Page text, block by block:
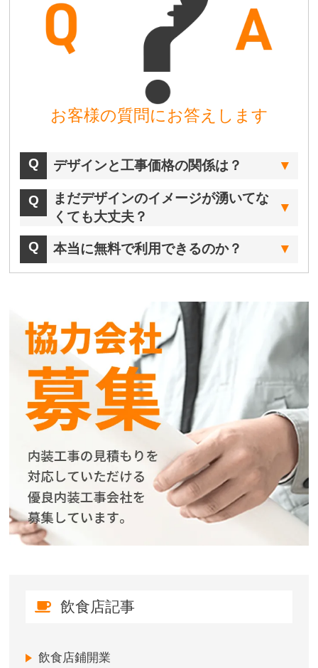
お客様の質問にお答えします
デザインと工事価格の関係は？
まだデザインのイメージが湧いてな
くても大丈夫？
本当に無料で利用できるのか？
飲食店記事
飲食店鋪開業